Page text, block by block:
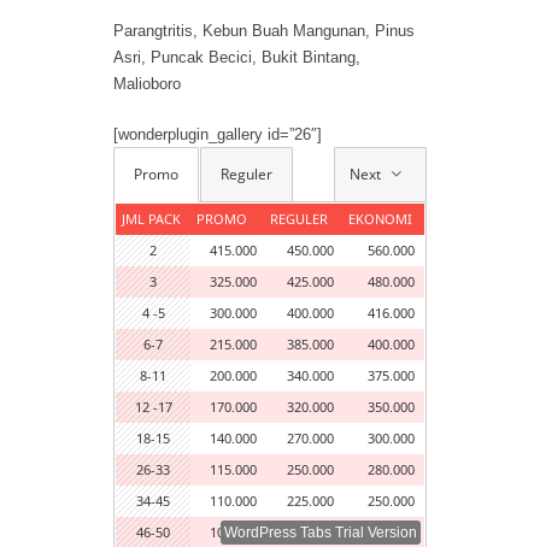
Parangtritis, Kebun Buah Mangunan, Pinus
Asri, Puncak Becici, Bukit Bintang,
Malioboro
[wonderplugin_gallery id=”26″]
Promo Reguler Next
JML PACK PROMO REGULER
EKONOMI
2
415.000 450.000
560.000
3
325.000 425.000
480.000
4 -5
300.000 400.000
416.000
6-7
215.000 385.000
400.000
8-11
200.000 340.000
375.000
12 -17
170.000 320.000
350.000
18-15
140.000 270.000
300.000
26-33
115.000 250.000
280.000
34-45
110.000 225.000
250.000
46-50
100.000 200.000 265.000
WordPress Tabs Trial Version